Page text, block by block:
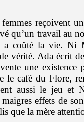
reçoivent
qu’un travail au
a coûté la vie. Ni
vérité. Ada écrit
une existence
le café du Flore,
aussi le jeu et
effets de
que la mère